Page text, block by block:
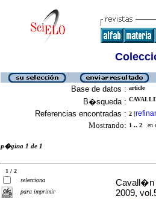
Base de datos : article
B�squeda :
Referencias encontradas : 2 [refinar
Mostrando: 1 .. 2 en
p�gina 1 de 1
1 / 2
selecciona
para imprimir
Cavall�n
2009,